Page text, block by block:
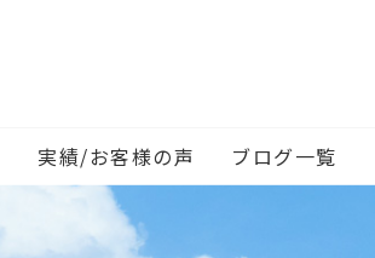
実績/お客様の声 ブログ一覧